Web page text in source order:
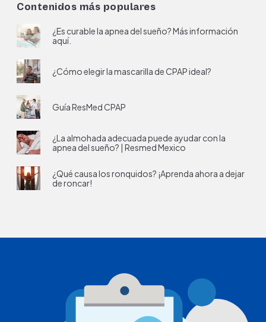
Contenidos más populares
¿Es curable la apnea del sueño? Más información
aquí.
¿Cómo elegir la mascarilla de CPAP ideal?
Guía ResMed CPAP
¿La almohada adecuada puede ayudar con la
apnea del sueño? | Resmed Mexico
¿Qué causa los ronquidos? ¡Aprenda ahora a dejar
de roncar!